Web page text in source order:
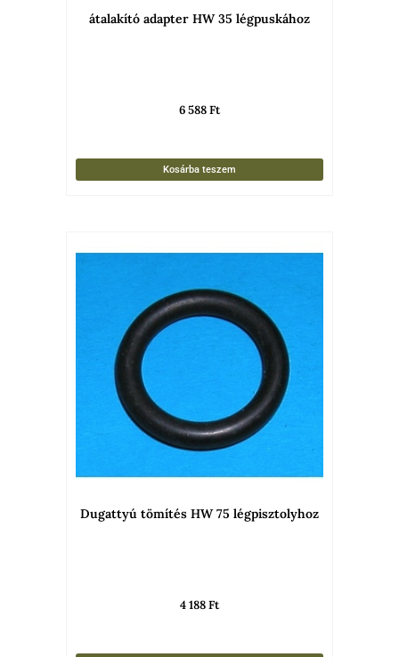
átalakító adapter HW 35 légpuskához
6 588Ft
Kosárba teszem
Dugattyú tömítés HW 75 légpisztolyhoz
4 188Ft